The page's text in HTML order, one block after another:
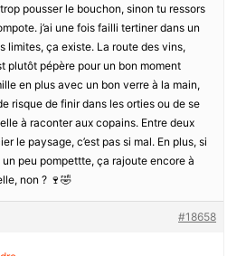
pousser le bouchon, sinon tu ressors
j’ai une fois failli tertiner dans un
limites, ça existe. La route des vins,
plutôt pépère pour un bon moment
en plus avec un bon verre à la main,
risque de finir dans les orties ou de se
à raconter aux copains. Entre deux
le paysage, c’est pas si mal. En plus, si
peu pompettte, ça rajoute encore à
non ? 🍷🤣
#18658